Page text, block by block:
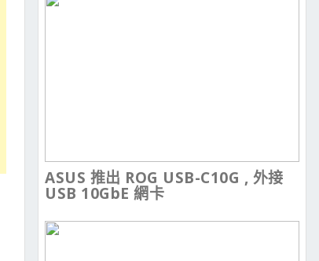
ASUS 推出 ROG USB-C10G , 外接
USB 10GbE 網卡